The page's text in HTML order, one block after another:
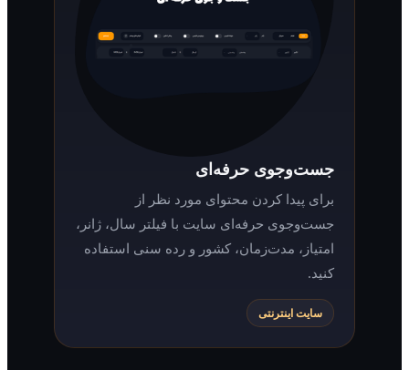
جست‌وجوی حرفه‌ای
برای پیدا کردن محتوای مورد نظر از
جست‌وجوی حرفه‌ای سایت با فیلتر سال، ژانر،
امتیاز، مدت‌زمان، کشور و رده سنی استفاده
کنید.
سایت اینترنتی